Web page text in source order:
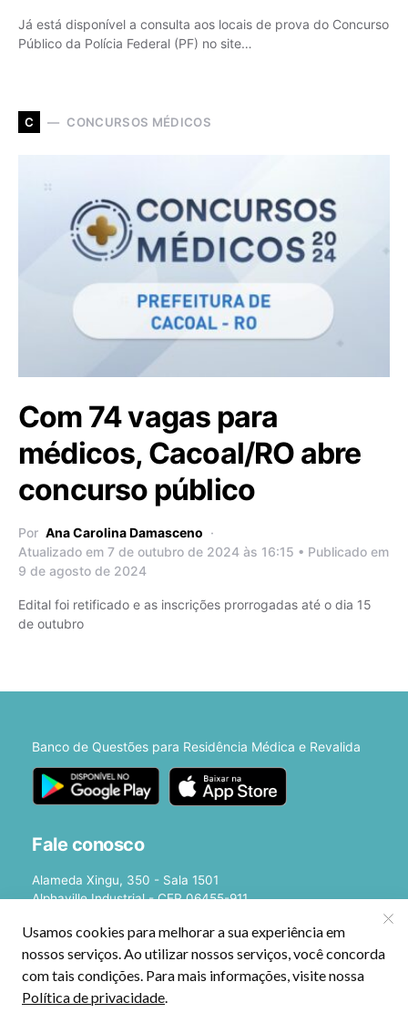
Já está disponível a consulta aos locais de prova do Concurso
Público da Polícia Federal (PF) no site…
C CONCURSOS MÉDICOS
Com 74 vagas para
médicos, Cacoal/RO abre
concurso público
Por Ana Carolina Damasceno
Atualizado em 7 de outubro de 2024 às 16:15 • Publicado em
9 de agosto de 2024
Edital foi retificado e as inscrições prorrogadas até o dia 15
de outubro
Banco de Questões para Residência Médica e Revalida
Fale conosco
Alameda Xingu, 350 - Sala 1501
Alphaville Industrial - CEP 06455-911
E-mail:[email protected]
©2026 - Estratégia Medicina - Cursos Online para Residência Médica e